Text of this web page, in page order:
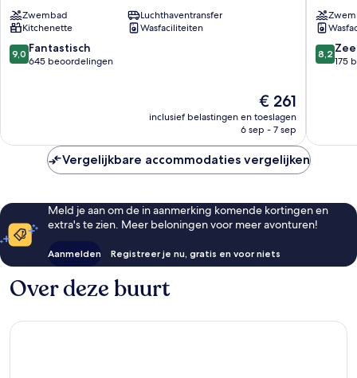
Eulália
Zwembad
Luchthaventransfer
Kitchenette
Wasfaciliteiten
9.0
van
9,0 Fantastisch
645 beoordelingen
De
prijs
is
€ 261
inclusief belastingen en toeslagen
6 sep - 7 sep
8.2
van
8,2
175
Vergelijkbare accommodaties vergelijken
Meld je aan om de in aanmerking komende kortingen en
extra's te zien. Meer beloningen voor meer avonturen!
Aanmelden Registreer je nu, gratis en voor niets
Over deze buurt